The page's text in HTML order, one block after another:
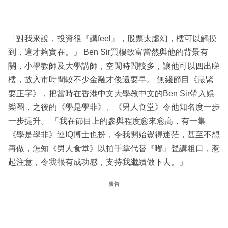
「對我來說，投資很『講feel』，股票太虛幻，樓可以觸摸
到，這才夠實在。」 Ben Sir買樓致富當然與他的背景有
關，小學教師及大學講師，空閒時間較多，讓他可以四出睇
樓，故入市時間較不少金融才俊還要早。 無綫節目《最緊
要正字》，把當時在香港中文大學教中文的Ben Sir帶入娛
樂圈，之後的《學是學非》、《男人食堂》令他知名度一步
一步提升。 「我在節目上的參與程度愈來愈高，有一集
《學是學非》連IQ博士也扮，令我開始覺得迷茫，甚至不想
再做，怎知《男人食堂》以拍手掌代替『嘟』聲講粗口，惹
起注意，令我很有成功感，支持我繼續做下去。」
廣告